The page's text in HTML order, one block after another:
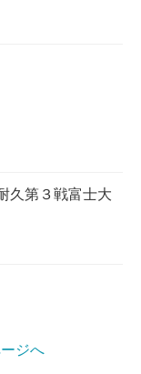
久第３戦富士大
ジへ